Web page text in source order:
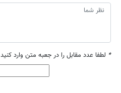
* لطفا عدد مقابل را در جعبه متن وارد کنید